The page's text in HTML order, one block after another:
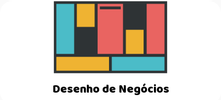
Desenho de Negócios